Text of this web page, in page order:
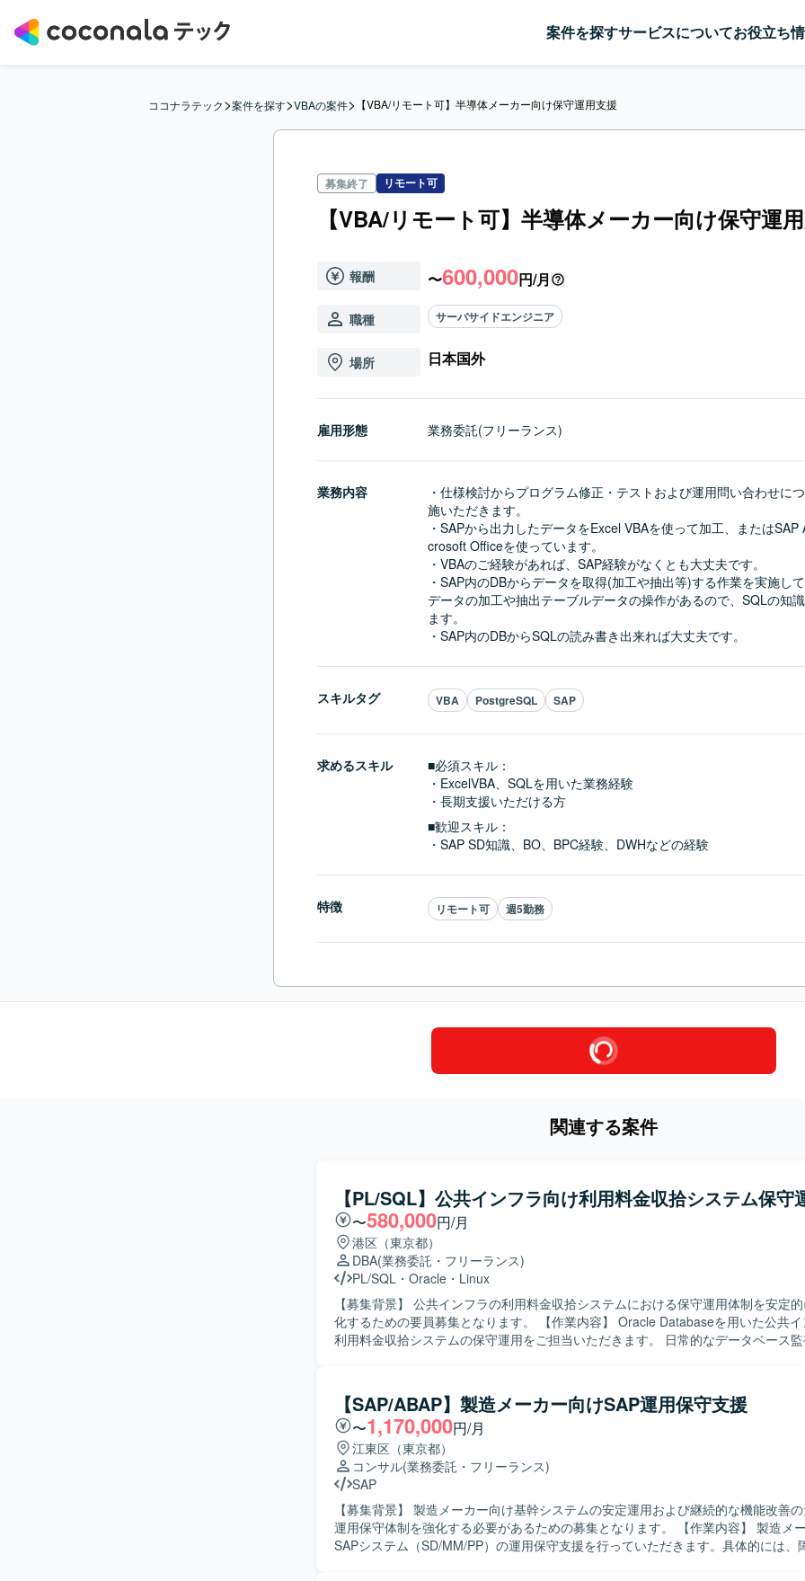
案件を探すサービスについてお役立ち
ココナラテック>案件を探す>VBAの案件> 【VBA/リモート可】半導体メーカー向け保守運用支援
募集終了 リモート可
【VBA/リモート可】半導体メーカー向け保守運
報酬 〜600,000円/月
職種 サーバサイドエンジニア
場所 日本国外
雇用形態 業務委託(フリーランス)
業務内容
・仕様検討からプログラム修正・テストおよび運用問い合わせに
施いただきます。
・SAPから出力したデータをExcel VBAを使って加工、または
crosoft Officeを使っています。
・VBAのご経験があれば、SAP経験がなくとも大丈夫です。
・SAP内のDBからデータを取得(加工や抽出等)する作業を実施し
データの加工や抽出テーブルデータの操作があるので、SQLの知
ます。
・SAP内のDBからSQLの読み書き出来れば大丈夫です。
スキルタグ VBA PostgreSQL SAP
求めるスキル
■必須スキル：
・ExcelVBA、SQLを用いた業務経験
・長期支援いただける方
■歓迎スキル：
・SAP SD知識、BO、BPC経験、DWHなどの経験
特徴 リモート可 週5勤務
関連する案件
【PL/SQL】公共インフラ向け利用料金収拾システム保守
〜580,000円/月
港区（東京都）
DBA(業務委託・フリーランス)
PL/SQL ・ Oracle ・ Linux
【募集背景】 公共インフラの利用料金収拾システムにおける保守運用体制を安定
化するための要員募集となります。 【作業内容】 Oracle Databaseを用いた公共インフラ向け
利用料金収拾システムの保守運用をご担当いただきます。 日常的なデータベース
計画の確認・調整もお任せいたします。 Data GuardやRAC構成環境での切り替え
視、Linux/UNIX環境での基本的なOS操作とOracle関連ログの確認・解析も発生い
【求める人物像】 チームメンバーと連携しながらこまめに報告・連絡・相談がで
ております。 手順やルールを守りつつも、状況に応じて柔軟に判断し、自発的に
きる方が望ましいです。 公共インフラに関わるシステムであることを理解し、責
安定運用に取り組める方を歓迎いたします。 【ポジションの魅力】 公共インフラ領域のミッシ
ョンクリティカルなシステムに携わることで、社会基盤を支える経験を積むことが
大規模なOracle Database環境やData Guard、RAC構成など、エンタープライズレ
要素に継続的に触れることができます。 データベース運用だけでなく、パフォー
ニングや構成の理解を通じて専門性を高めていくことが可能です。 【開発環境】 Oracle
【SAP/ABAP】製造メーカー向けSAP運用保守支援
〜1,170,000円/月
江東区（東京都）
コンサル(業務委託・フリーランス)
SAP
【募集背景】 製造メーカー向け基幹システムの安定運用および継続的な機能改善
運用保守体制を強化する必要があるための募集となります。 【作業内容】 製造メーカー向け
SAPシステム（SD/MM/PP）の運用保守支援を行っていただきます。具体的には、